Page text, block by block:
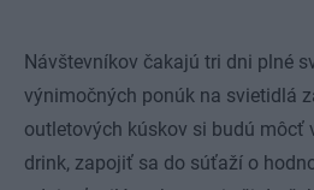
Návštevníkov čakajú tri dni plné
výnimočných ponúk na svietidlá
outletových kúskov si budú môcť
drink, zapojiť sa do súťaží o